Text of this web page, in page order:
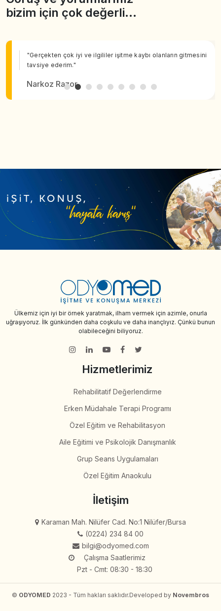
bizim için çok değerli…
"Gerçekten çok iyi ve ilgililer işitme kaybı olanların gitmesini
tavsiye ederim."
Narkoz Razor
Ülkemiz için iyi bir örnek yaratmak, ilham vermek için azimle, onurla
uğraşıyoruz. İlk günkünden daha coşkulu ve daha inançlıyız. Çünkü bunun
olabileceğini biliyoruz.
Hizmetlerimiz
Rehabilitatif Değerlendirme
Erken Müdahale Terapi Programı
Özel Eğitim ve Rehabilitasyon
Aile Eğitimi ve Psikolojik Danışmanlık
Grup Seans Uygulamaları
Özel Eğitim Anaokulu
İletişim
Karaman Mah. Nilüfer Cad. No:1 Nilüfer/Bursa
(0224) 234 84 00
bilgi@odyomed.com
Çalışma Saatlerimiz
Pzt - Cmt: 08:30 - 18:30
© ODYOMED 2023 - Tüm hakları saklıdır.Developed by Novembros